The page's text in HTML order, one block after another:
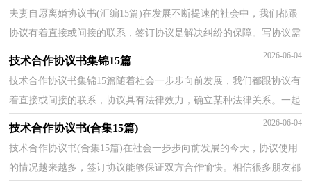
夫妻自愿离婚协议书(汇编15篇)在发展不断提速的社会中，我们都跟
协议有着直接或间接的联系，签订协议是解决纠纷的保障。写协议需
要注意哪些问题呢？下面是小编收集整理的夫妻自愿...
技术合作协议书集锦15篇 2026-06-04
技术合作协议书集锦15篇随着社会一步步向前发展，我们都跟协议有
着直接或间接的联系，协议具有法律效力，确立某种法律关系。一起
来参考协议是怎么写的吧，以下是小编收集整理的技术...
技术合作协议书(合集15篇) 2026-06-04
技术合作协议书(合集15篇)在社会一步步向前发展的今天，协议使用
的情况越来越多，签订协议能够保证双方合作愉快。相信很多朋友都